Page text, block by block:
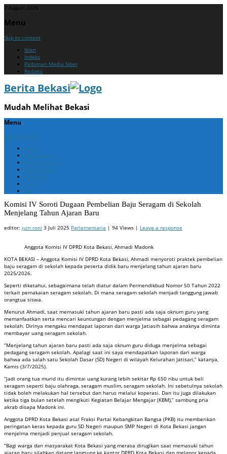
7 August 2026
Menu
Skip to content
Iklan
Indeks
Pedoman Media Siber
Redaksi
Berita Bekasi
Mudah Melihat Bekasi
Menu
Skip to content
Home
Berita Bekasi
Berita Cikarang
Berita Jabar
Nasional
Politik
ADV
Komisi IV Soroti Dugaan Pembelian Baju Seragam di Sekolah
Menjelang Tahun Ajaran Baru
editor: juin roni 3 Juli 2025 Parlementaria | 94 Views | Leave a response
Anggota Komisi IV DPRD Kota Bekasi, Ahmadi Madonk
KOTA BEKASI – Anggota Komisi IV DPRD Kota Bekasi, Ahmadi menyoroti praktek pembelian
baju seragam di sekolah kepada peserta didik baru menjelang tahun ajaran baru
2025/2026.
Seperti diketahui, sebagaimana telah diatur dalam Permendikbud Nomor 50 Tahun 2022
terkait pemakaian seragam sekolah. Di mana seragam sekolah menjadi tanggung jawab
orangtua siswa.
Menurut Ahmadi, saat memasuki tahun ajaran baru pasti ada saja oknum guru yang
memanfaatkan serta mencari keuntungan dengan menjelma sebagai pedagang seragam
sekolah. Dirinya mengaku mendapat laporan dari warga Jatiasih bahwa anaknya diminta
membayar uang seragam sekolah.
“Menjelang tahun ajaran baru pasti ada saja oknum guru diduga menjelma sebagai
pedagang seragam sekolah. Apalagi saat ini saya mendapatkan laporan dari warga
bahwa ada salah satu Sekolah Dasar (SD) Negeri di wilayah Kelurahan Jatisari,” katanya,
Kamis (3/7/2025).
“Jadi orang tua murid itu dimintai uang kurang lebih sekitar Rp 650 ribu untuk beli
seragam seperti baju olahraga, seragam muslim, seragam sekolah. Ini sebetulnya sekolah
tidak boleh melakukan hal tersebut dan harus melalui koperasi. Dan itu juga dilakukan
ketika tiga bulan setelah mengikuti Kegiatan Belajar Mengajar (KBM),” sambung pria
akrab disapa Madonk ini.
Anggota DPRD Kota Bekasi asal Fraksi Partai Kebangkitan Bangsa (PKB) itu memberikan
peringatan keras kepada guru SD Negeri maupun SMP Negeri di Kota Bekasi jangan
menjelma menjadi penjual seragam sekolah.
“Bagi warga dan masyarakat Kota Bekasi yang merasa dirugikan saat memasuki tahun
ajaran baru silahkan datang langsung ke kantor DPRD Kota Bekasi dan melapor kepada